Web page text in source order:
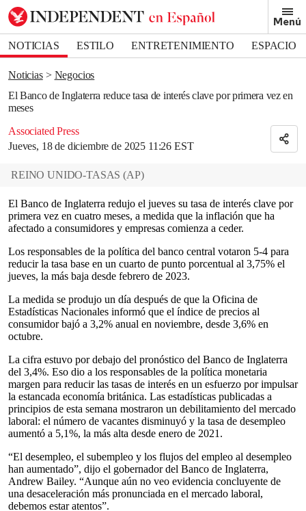
Menú
NOTICIAS ESTILO ENTRETENIMIENTO
ESPACIO
DEPORTES
Noticias
Negocios
El Banco de Inglaterra reduce tasa de interés clave por primera vez en
meses
Associated Press
Jueves, 18 de diciembre de 2025 11:26 EST
Bookmark popover
Removed from bookmarks
Close popover
REINO UNIDO-TASAS (AP)
El Banco de Inglaterra redujo el jueves su tasa de interés clave por
primera vez en cuatro meses, a medida que la inflación que ha
afectado a consumidores y empresas comienza a ceder.
Los responsables de la política del banco central votaron 5-4 para
reducir la tasa base en un cuarto de punto porcentual al 3,75% el
jueves, la más baja desde febrero de 2023.
La medida se produjo un día después de que la Oficina de
Estadísticas Nacionales informó que el índice de precios al
consumidor bajó a 3,2% anual en noviembre, desde 3,6% en
octubre.
La cifra estuvo por debajo del pronóstico del Banco de Inglaterra
del 3,4%. Eso dio a los responsables de la política monetaria
margen para reducir las tasas de interés en un esfuerzo por impulsar
la estancada economía británica. Las estadísticas publicadas a
principios de esta semana mostraron un debilitamiento del mercado
laboral: el número de vacantes disminuyó y la tasa de desempleo
aumentó a 5,1%, la más alta desde enero de 2021.
“El desempleo, el subempleo y los flujos del empleo al desempleo
han aumentado”, dijo el gobernador del Banco de Inglaterra,
Andrew Bailey. “Aunque aún no veo evidencia concluyente de
una desaceleración más pronunciada en el mercado laboral,
debemos estar atentos”.